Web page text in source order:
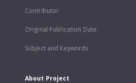
Contributor
Original Publication Date
Subject and Keywords
About Project